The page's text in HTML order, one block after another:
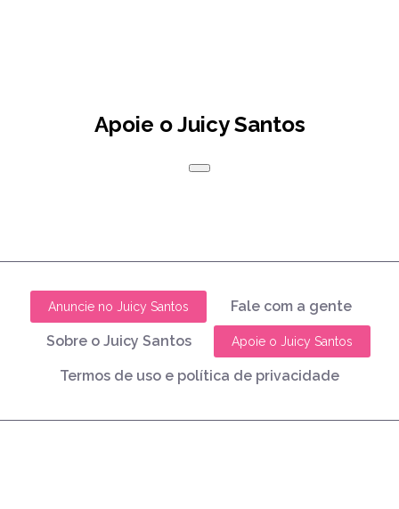
Apoie o Juicy Santos
Anuncie no Juicy Santos Fale com a gente
Sobre o Juicy Santos Apoie o Juicy Santos
Termos de uso e política de privacidade